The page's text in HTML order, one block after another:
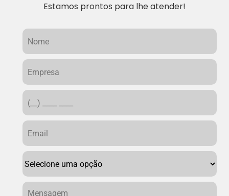
Estamos prontos para lhe atender!